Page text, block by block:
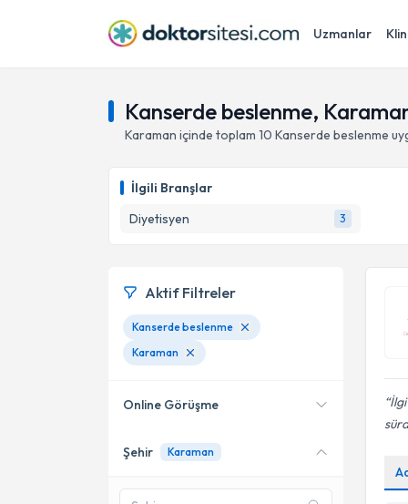
Uzmanlar
Kanserde beslenme,
Karaman içinde toplam 10 Kanserde beslenme
İlgili Branşlar
Diyetisyen
3
Aktif Filtreler
Kanserde beslenme
Karaman
Online Görüşme
Online danışmanlık sunan
Şehir Karaman